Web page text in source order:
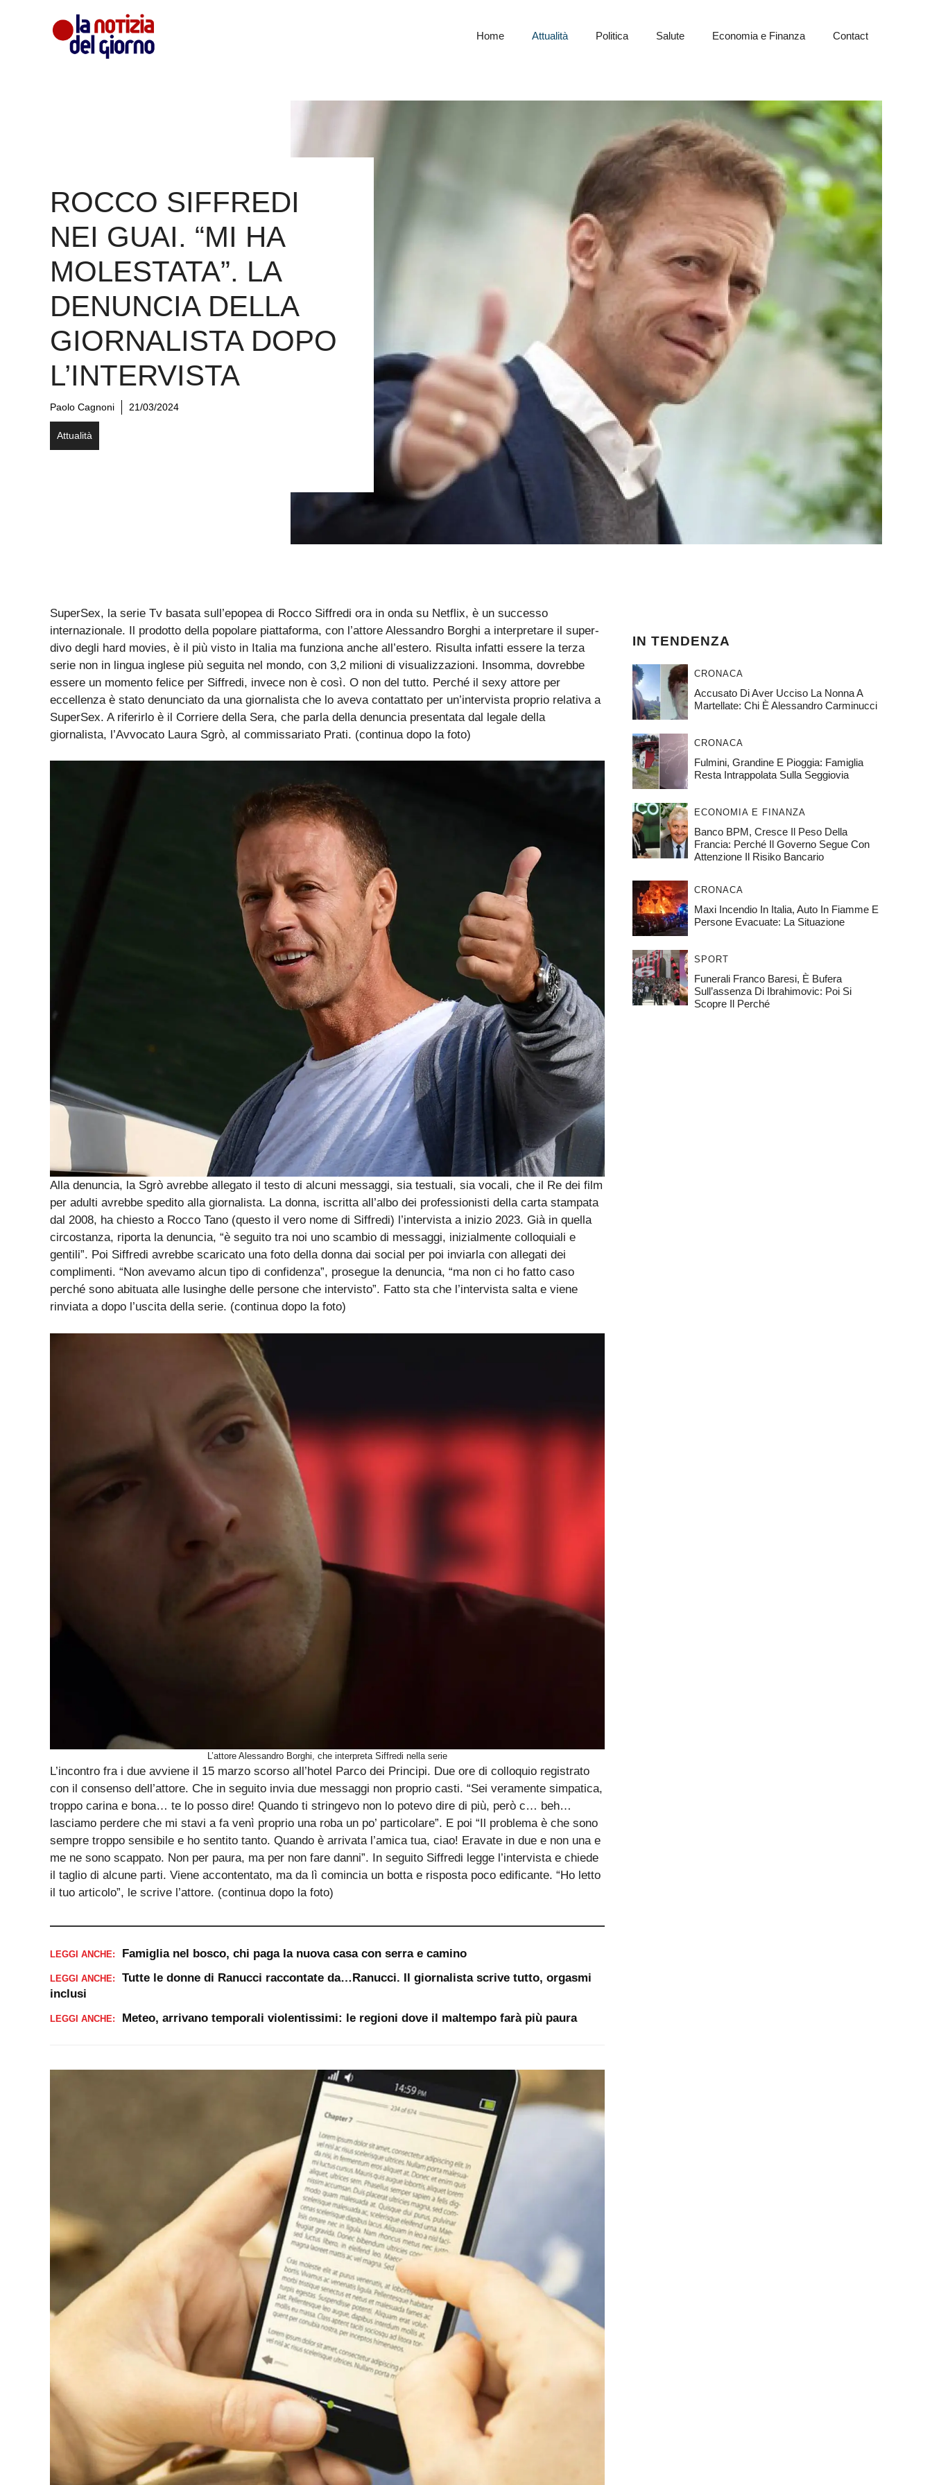
Home Attualità Politica Salute Economia e Finanza Contact
ROCCO SIFFREDI
NEI GUAI. “MI HA
MOLESTATA”. LA
DENUNCIA DELLA
GIORNALISTA DOPO
L’INTERVISTA
Paolo Cagnoni 21/03/2024
Attualità
SuperSex, la serie Tv basata sull’epopea di Rocco Siffredi ora in onda su Netflix, è un successo
internazionale. Il prodotto della popolare piattaforma, con l’attore Alessandro Borghi a interpretare il super-
divo degli hard movies, è il più visto in Italia ma funziona anche all’estero. Risulta infatti essere la terza
serie non in lingua inglese più seguita nel mondo, con 3,2 milioni di visualizzazioni. Insomma, dovrebbe
essere un momento felice per Siffredi, invece non è così. O non del tutto. Perché il sexy attore per
eccellenza è stato denunciato da una giornalista che lo aveva contattato per un’intervista proprio relativa a
SuperSex. A riferirlo è il Corriere della Sera, che parla della denuncia presentata dal legale della
giornalista, l’Avvocato Laura Sgrò, al commissariato Prati. (continua dopo la foto)
Alla denuncia, la Sgrò avrebbe allegato il testo di alcuni messaggi, sia testuali, sia vocali, che il Re dei film
per adulti avrebbe spedito alla giornalista. La donna, iscritta all’albo dei professionisti della carta stampata
dal 2008, ha chiesto a Rocco Tano (questo il vero nome di Siffredi) l’intervista a inizio 2023. Già in quella
circostanza, riporta la denuncia, “è seguito tra noi uno scambio di messaggi, inizialmente colloquiali e
gentili”. Poi Siffredi avrebbe scaricato una foto della donna dai social per poi inviarla con allegati dei
complimenti. “Non avevamo alcun tipo di confidenza”, prosegue la denuncia, “ma non ci ho fatto caso
perché sono abituata alle lusinghe delle persone che intervisto”. Fatto sta che l’intervista salta e viene
rinviata a dopo l’uscita della serie. (continua dopo la foto)
L’attore Alessandro Borghi, che interpreta Siffredi nella serie
L’incontro fra i due avviene il 15 marzo scorso all’hotel Parco dei Principi. Due ore di colloquio registrato
con il consenso dell’attore. Che in seguito invia due messaggi non proprio casti. “Sei veramente simpatica,
troppo carina e bona… te lo posso dire! Quando ti stringevo non lo potevo dire di più, però c… beh…
lasciamo perdere che mi stavi a fa venì proprio una roba un po’ particolare”. E poi “Il problema è che sono
sempre troppo sensibile e ho sentito tanto. Quando è arrivata l’amica tua, ciao! Eravate in due e non una e
me ne sono scappato. Non per paura, ma per non fare danni”. In seguito Siffredi legge l’intervista e chiede
il taglio di alcune parti. Viene accontentato, ma da lì comincia un botta e risposta poco edificante. “Ho letto
il tuo articolo”, le scrive l’attore. (continua dopo la foto)
LEGGI ANCHE: Famiglia nel bosco, chi paga la nuova casa con serra e camino
LEGGI ANCHE:
Tutte le donne di Ranucci raccontate da…Ranucci. Il giornalista scrive tutto, orgasmi
inclusi
LEGGI ANCHE: Meteo, arrivano temporali violentissimi: le regioni dove il maltempo farà più paura
IN TENDENZA
CRONACA
Accusato Di Aver Ucciso La Nonna A
Martellate: Chi È Alessandro Carminucci
CRONACA
Fulmini, Grandine E Pioggia: Famiglia
Resta Intrappolata Sulla Seggiovia
ECONOMIA E FINANZA
Banco BPM, Cresce Il Peso Della
Francia: Perché Il Governo Segue Con
Attenzione Il Risiko Bancario
CRONACA
Maxi Incendio In Italia, Auto In Fiamme E
Persone Evacuate: La Situazione
SPORT
Funerali Franco Baresi, È Bufera
Sull’assenza Di Ibrahimovic: Poi Si
Scopre Il Perché